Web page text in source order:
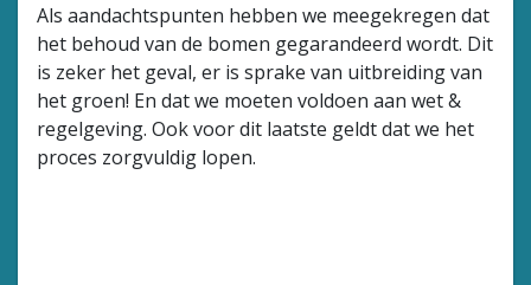
Als aandachtspunten hebben we meegekregen dat
het behoud van de bomen gegarandeerd wordt. Dit
is zeker het geval, er is sprake van uitbreiding van
het groen! En dat we moeten voldoen aan wet &
regelgeving. Ook voor dit laatste geldt dat we het
proces zorgvuldig lopen.